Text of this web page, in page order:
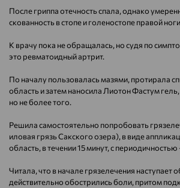
После гриппа отечность спала, однако
скованность в стопе и голеностопе правой
К врачу пока не обращалась, но судя по
это ревматоидный артрит.
По началу пользовалась мазями, протирала
область и затем наносила Лиотон Фастум
но не более того.
Решила самостоятельно попробовать
иловая грязь Сакского озера), в виде
область, в течении 15 минут, с периодичностью
Читала, что в начале грязелечения наступает
действительно обострились боли, притом